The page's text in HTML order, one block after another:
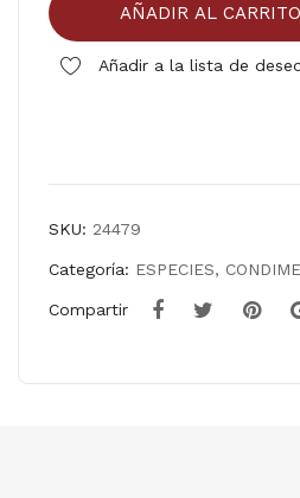
AÑADIR AL CARRITO
Añadir a la lista de
SKU: 24479
Categoría: ESPECIES,
Compartir